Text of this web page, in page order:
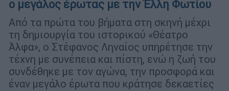
ο μεγάλος έρωτας με την Έλλη Φωτίου
Από τα πρώτα του βήματα στη σκηνή μέχρι
τη δημιουργία του ιστορικού «Θέατρο
Άλφα», ο Στέφανος Ληναίος υπηρέτησε την
τέχνη με συνέπεια και πίστη, ενώ η ζωή του
συνδέθηκε με τον αγώνα, την προσφορά και
έναν μεγάλο έρωτα που κράτησε δεκαετίες